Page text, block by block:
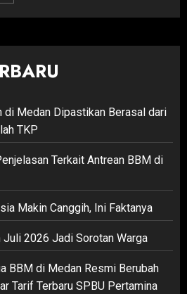
di Medan Dipastikan Berasal dari
TKP
Terkait Antrean BBM di
Makin Canggih, Ini Faktanya
Juli 2026 Jadi Sorotan Warga
BBM di Medan Resmi Berubah
Tarif Terbaru SPBU Pertamina